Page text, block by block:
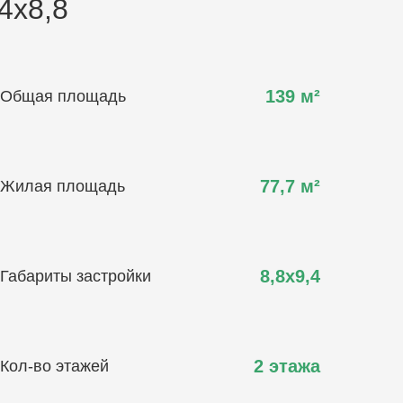
Общая площадь 139 м²
Жилая площадь 77,7 м²
Габариты застройки 8,8х9,4
Кол-во этажей 2 этажа